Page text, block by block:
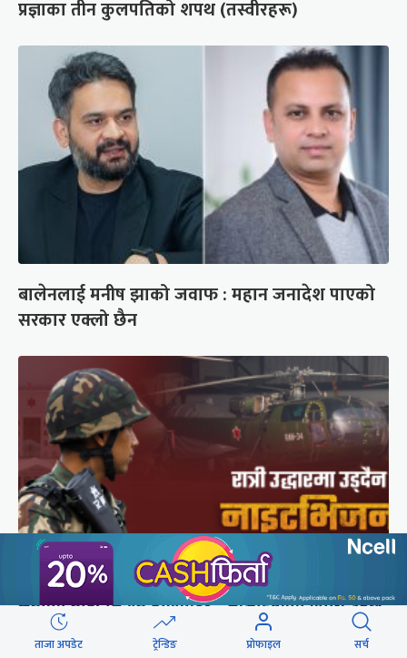
प्रज्ञाका तीन कुलपतिको शपथ (तस्वीरहरू)
बालेनलाई मनीष झाको जवाफ : महान जनादेश पाएको
सरकार एक्लो छैन
सेनाको नाइटभिजन हेलिकप्टर : भीआईपीका लागि उड्छ,
जनताको ज्यान बचाउन उड्दैन
ताजा अपडेट ट्रेन्डिङ प्रोफाइल सर्च